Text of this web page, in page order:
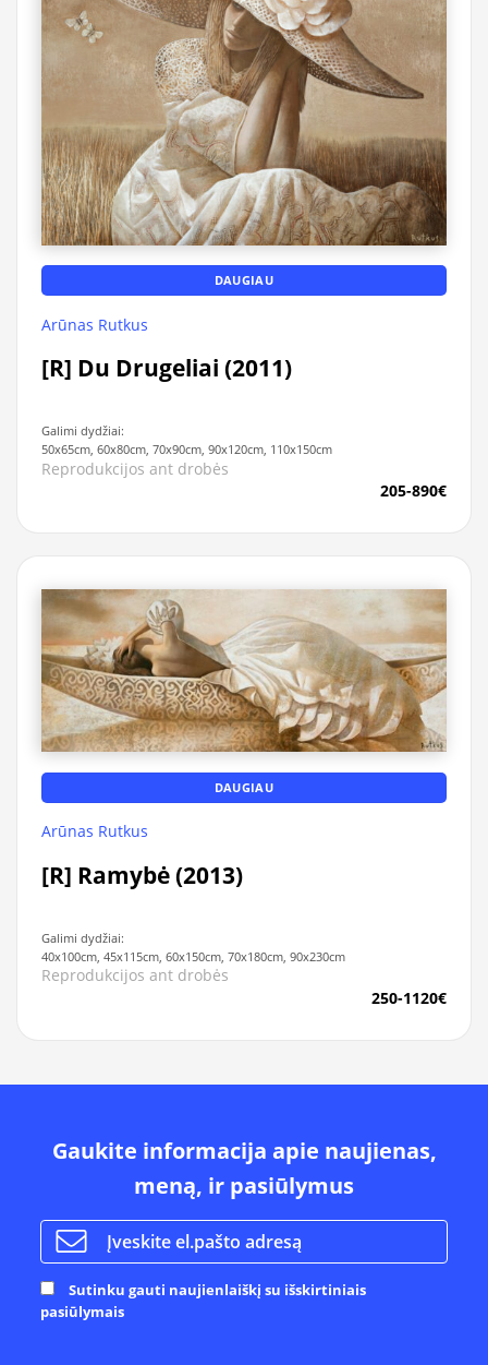
DAUGIAU
Arūnas Rutkus
[R] Du Drugeliai (2011)
Galimi dydžiai:
50x65cm, 60x80cm, 70x90cm, 90x120cm, 110x150cm
Reprodukcijos ant drobės
205-890€
DAUGIAU
Arūnas Rutkus
[R] Ramybė (2013)
Galimi dydžiai:
40x100cm, 45x115cm, 60x150cm, 70x180cm, 90x230cm
Reprodukcijos ant drobės
250-1120€
Gaukite informacija apie naujienas,
meną, ir pasiūlymus
Sutinku gauti naujienlaiškį su išskirtiniais
pasiūlymais